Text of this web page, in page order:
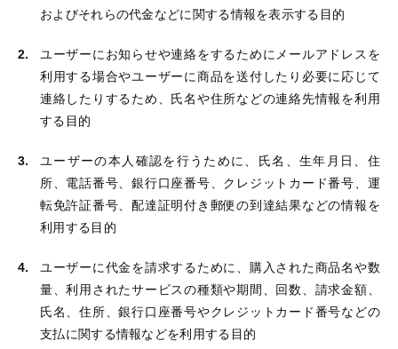
およびそれらの代金などに関する情報を表示する目的
ユーザーにお知らせや連絡をするためにメールアドレスを
利用する場合やユーザーに商品を送付したり必要に応じて
連絡したりするため、氏名や住所などの連絡先情報を利用
する目的
ユーザーの本人確認を行うために、氏名、生年月日、住
所、電話番号、銀行口座番号、クレジットカード番号、運
転免許証番号、配達証明付き郵便の到達結果などの情報を
利用する目的
ユーザーに代金を請求するために、購入された商品名や数
量、利用されたサービスの種類や期間、回数、請求金額、
氏名、住所、銀行口座番号やクレジットカード番号などの
支払に関する情報などを利用する目的